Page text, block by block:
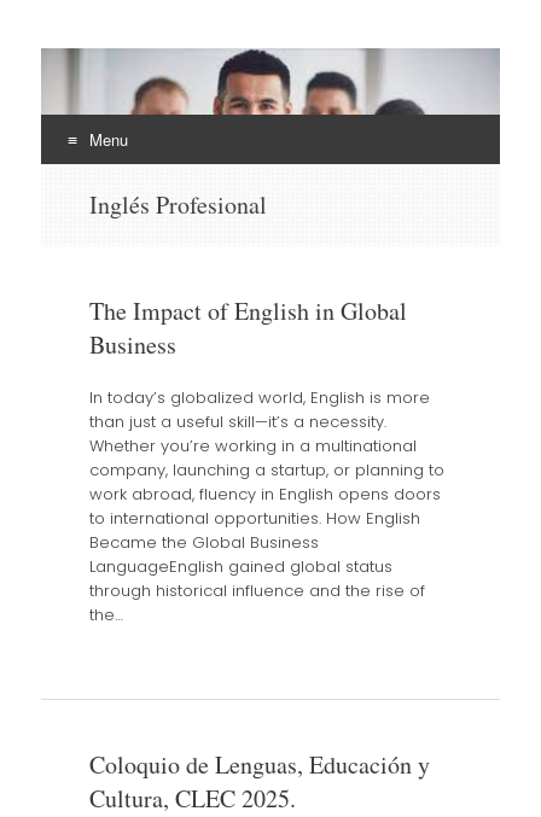
EHLI
UNINTER
Menu
Inglés Profesional
The Impact of English in Global
Business
In today’s globalized world, English is more
than just a useful skill—it’s a necessity.
Whether you’re working in a multinational
company, launching a startup, or planning to
work abroad, fluency in English opens doors
to international opportunities. How English
Became the Global Business
LanguageEnglish gained global status
through historical influence and the rise of
the…
Coloquio de Lenguas, Educación y
Cultura, CLEC 2025.